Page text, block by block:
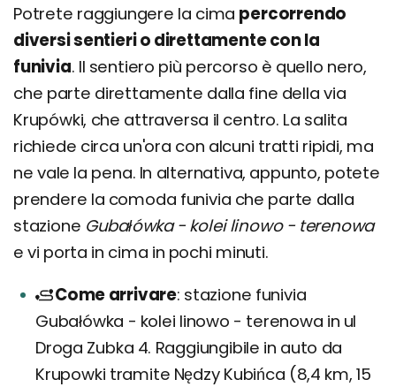
Potrete raggiungere la cima percorrendo
diversi sentieri o direttamente con la
funivia. Il sentiero più percorso è quello nero,
che parte direttamente dalla fine della via
Krupówki, che attraversa il centro. La salita
richiede circa un'ora con alcuni tratti ripidi, ma
ne vale la pena. In alternativa, appunto, potete
prendere la comoda funivia che parte dalla
stazione Gubałówka - kolei linowo - terenowa
e vi porta in cima in pochi minuti.
Come arrivare stazione funivia
Gubałówka - kolei linowo - terenowa in ul
Droga Zubka 4. Raggiungibile in auto da
Krupowki tramite Nędzy Kubińca (8,4 km, 15